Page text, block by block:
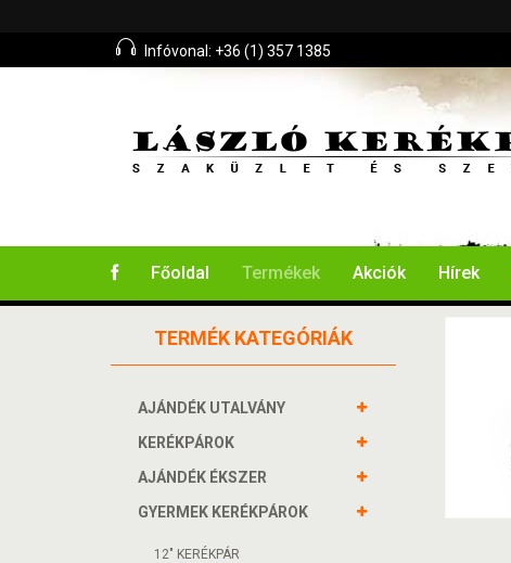
Infóvonal: +36 (1) 357 1385
Főoldal Termékek Akciók Hírek
TERMÉK KATEGÓRIÁK
AJÁNDÉK UTALVÁNY
KERÉKPÁROK
AJÁNDÉK ÉKSZER
GYERMEK KERÉKPÁROK
12" KERÉKPÁR